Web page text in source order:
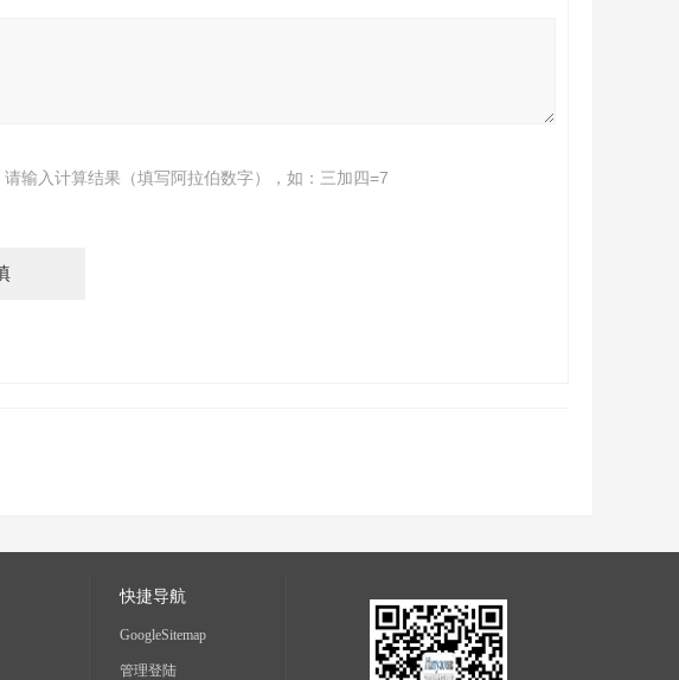
请输入计算结果（填写阿拉伯数字），如：三加四=7
快捷导航
GoogleSitemap
管理登陆